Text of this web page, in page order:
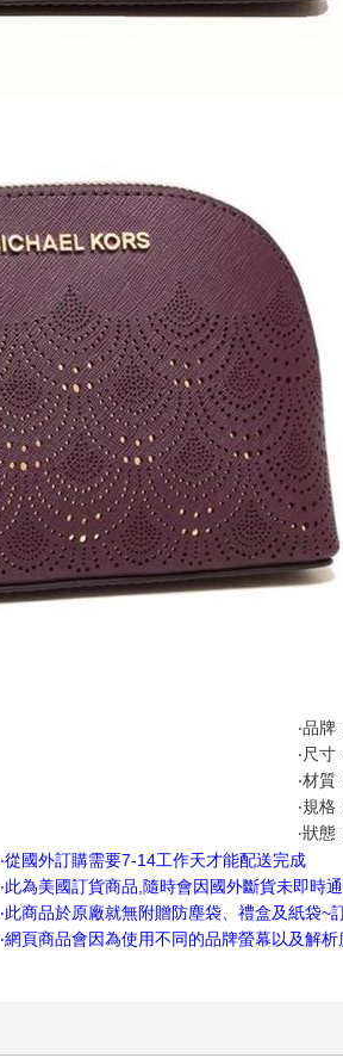
‧品
‧尺
‧材質
‧規
‧狀
‧從國外訂購需要7-14工作天才能配送完成
‧此為美國訂貨商品,隨時會因國外斷貨未即時
‧此商品於原廠就無附贈防塵袋、禮盒及紙袋~
‧網頁商品會因為使用不同的品牌螢幕以及解